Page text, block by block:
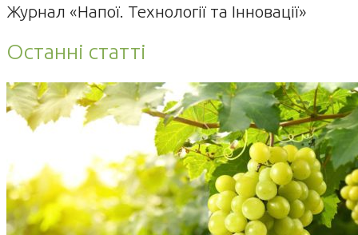
Журнал «Напої. Технології та Інновації»
Останні статті